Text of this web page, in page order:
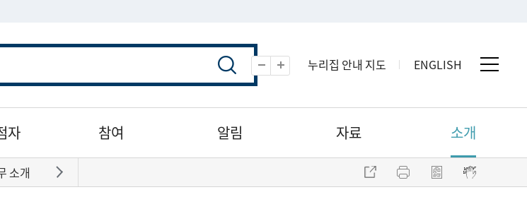
축소 누리집 안내 지도 ENGLISH
자 참여 알림 자료 소개
소개 주소 복사 프린트 점자파일 내려받기